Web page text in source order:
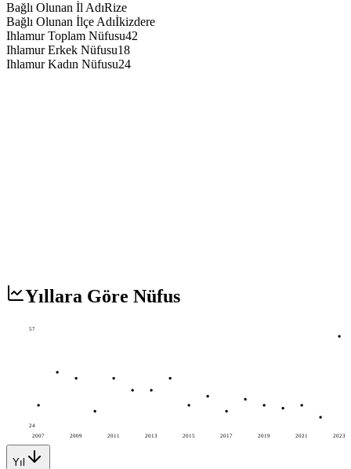
Bağlı Olunan İl AdıRize
Bağlı Olunan İlçe Adıİkizdere
Ihlamur Toplam Nüfusu42
Ihlamur Erkek Nüfusu18
Ihlamur Kadın Nüfusu24
Yıllara Göre Nüfus
2007 2009 2011 2013 2015 2017 2019 2021 2023
57
24
Yıl